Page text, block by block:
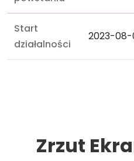
Start
działalności
2023-08-
Zrzut